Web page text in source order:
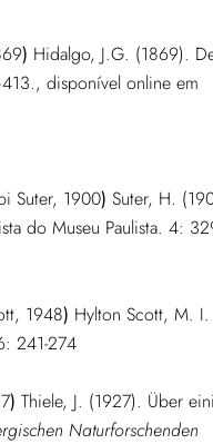
) Hidalgo, J.G. (1869).
disponível online em
Suter, 1900) Suter, H.
do Museu Paulista. 4:
1948) Hylton Scott, M.
241-274
) Thiele, J. (1927). Über
Naturforschenden